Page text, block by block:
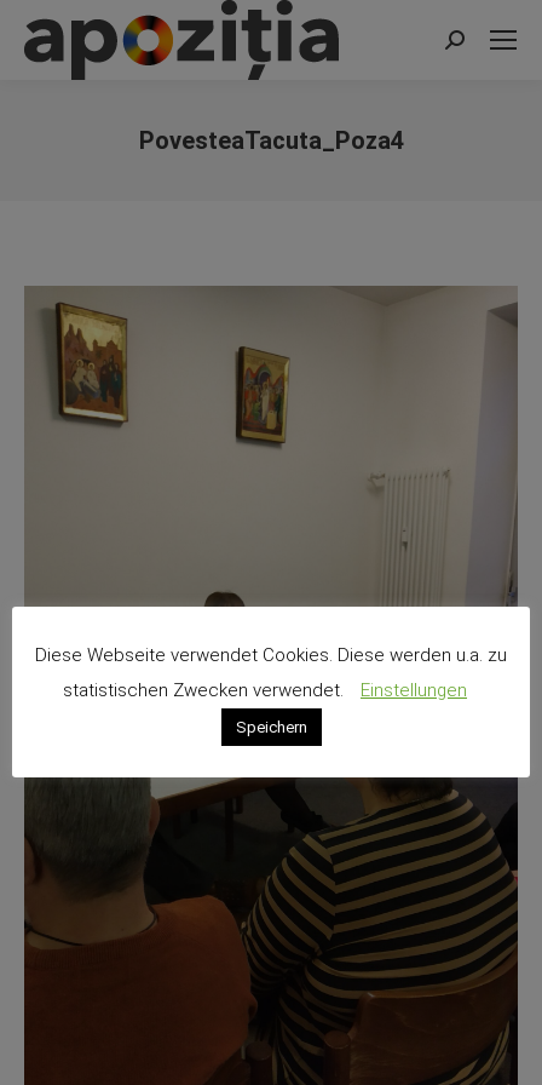
Search:
PovesteaTacuta_Poza4
Diese Webseite verwendet Cookies. Diese werden u.a. zu
statistischen Zwecken verwendet.
Einstellungen
Speichern